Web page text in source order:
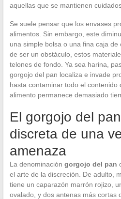
aquellas que se mantienen
Se suele pensar que los envases
alimentos. Sin embargo, este
una simple bolsa o una fina caja
de ser un obstáculo, estos
telones de fondo. Ya sea harina,
gorgojo del pan localiza e invade
hasta contaminar todo el contenido
alimento permanece demasiado
El gorgojo del
discreta de una
amenaza
La denominación gorgojo del pan
el arte de la discreción. De adulto,
tiene un caparazón marrón rojizo,
ovalado, y dos antenas más cortas